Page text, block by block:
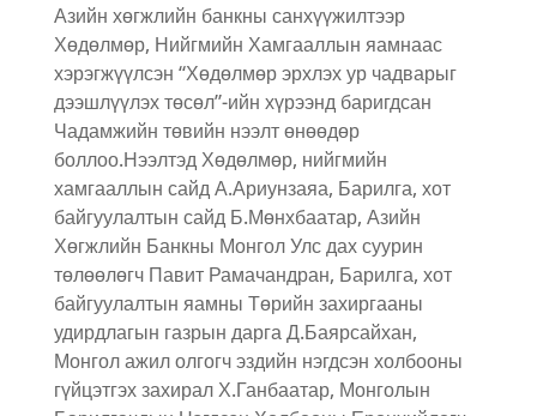
Азийн хөгжлийн банкны санхүүжилтээр
Хөдөлмөр, Нийгмийн Хамгааллын яамнаас
хэрэгжүүлсэн “Хөдөлмөр эрхлэх ур чадварыг
дээшлүүлэх төсөл”-ийн хүрээнд баригдсан
Чадамжийн төвийн нээлт өнөөдөр
боллоо.Нээлтэд Хөдөлмөр, нийгмийн
хамгааллын сайд А.Ариунзаяа, Барилга, хот
байгуулалтын сайд Б.Мөнхбаатар, Азийн
Хөгжлийн Банкны Монгол Улс дах суурин
төлөөлөгч Павит Рамачандран, Барилга, хот
байгуулалтын яамны Төрийн захиргааны
удирдлагын газрын дарга Д.Баярсайхан,
Монгол ажил олгогч эздийн нэгдсэн холбооны
гүйцэтгэх захирал Х.Ганбаатар, Монголын